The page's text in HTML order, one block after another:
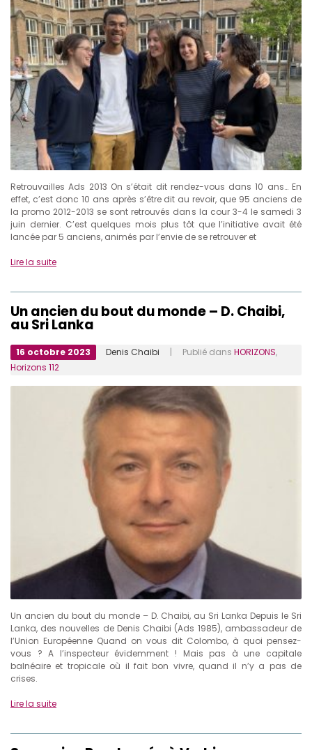
Retrouvailles Ads 2013 On s’était dit rendez-vous dans 10 ans… En
effet, c’est donc 10 ans après s’être dit au revoir, que 95 anciens de
la promo 2012-2013 se sont retrouvés dans la cour 3-4 le samedi 3
juin dernier. C’est quelques mois plus tôt que l’initiative avait été
lancée par 5 anciens, animés par l’envie de se retrouver et
Lire la suite
Un ancien du bout du monde – D. Chaibi,
au Sri Lanka
16 octobre 2023 Denis Chaibi | Publié dans HORIZONS,
Horizons 112
Un ancien du bout du monde – D. Chaibi, au Sri Lanka Depuis le Sri
Lanka, des nouvelles de Denis Chaibi (Ads 1985), ambassadeur de
l’Union Européenne Quand on vous dit Colombo, à quoi pensez-
vous ? A l’inspecteur évidemment ! Mais pas à une capitale
balnéaire et tropicale où il fait bon vivre, quand il n’y a pas de
crises.
Lire la suite